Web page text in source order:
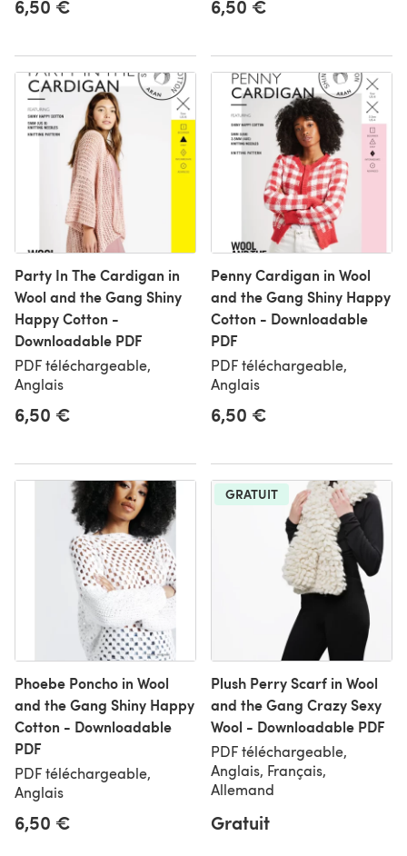
6,50 € 6,50 €
Party In The Cardigan in
Wool and the Gang Shiny
Happy Cotton -
Downloadable PDF
PDF téléchargeable,
Anglais
6,50 €
Penny Cardigan in Wool
and the Gang Shiny Happy
Cotton - Downloadable
PDF
PDF téléchargeable,
Anglais
6,50 €
Phoebe Poncho in Wool
and the Gang Shiny Happy
Cotton - Downloadable
PDF
PDF téléchargeable,
Anglais
6,50 €
GRATUIT
Plush Perry Scarf in Wool
and the Gang Crazy Sexy
Wool - Downloadable PDF
PDF téléchargeable,
Anglais, Français,
Allemand
Gratuit